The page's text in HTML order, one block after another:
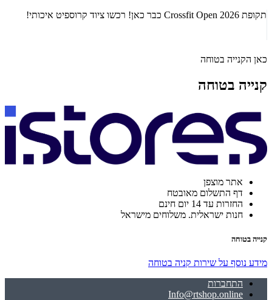
תקופת Crossfit Open 2026 כבר כאן! רכשו ציוד קרוספיט איכותי!
כאן הקנייה בטוחה
קנייה בטוחה
אתר מוצפן
דף התשלום מאובטח
החזרות עד 14 יום חינם
חנות ישראלית. משלוחים מישראל
קנייה בטוחה
מידע נוסף על שירות קניה בטוחה
התחברות
Info@rtshop.online